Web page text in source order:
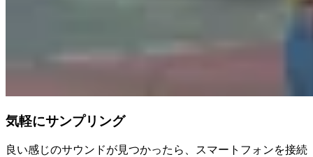
気軽にサンプリング
良い感じのサウンドが見つかったら、スマートフォンを接続